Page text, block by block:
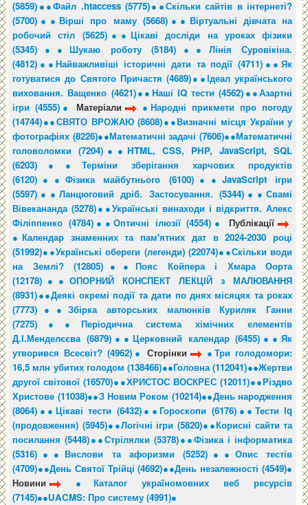
(5859)● ●Файл .htaccess (5775)● ●Скільки сайтів в інтернеті?
(5700)● ●Вірші про маму (5668)● ●Віртуальні дівчата на
робочий стіл (5625)● ●Цікаві досліди на уроках фізики
(5345)● ●Шукаю роботу (5184)● ●Лінія Суровікіна.
(4812)● ●Найважливіші історичні дати та події (4711)● ●Як
готуватися до Святого Причастя (4689)● ●Ідеал українського
виховання. Ващенко (4621)● ●Наші IQ тести (4562)● ●Азартні
ігри (4555)●
Матеріали
●Народні прикмети про погоду
(14744)●●СВЯТО ВРОЖАЮ (8608)● ●Визначні місця України у
фотографіях (8226)●●Математичні задачі (7606)●●Математичні
головоломки (7204)● ●HTML, CSS, PHP, JavaScript, SQL
(6203)● ●Терміни зберігання харчових продуктів
(6120)● ●Фізика майбутнього (6100)● ●JavaScript ігри
(5597)● ●Ланцюговий дріб. Застосування. (5344)● ●Свамі
Вівекананда (5278)● ●Українські винаходи і відкриття. Алекс
Філіппенко (4784)● ●Оптичні ілюзії (4554)●
Публікації
●Календар знаменних та пам'ятних дат в 2024-2030 році
(51992)● ●Українські обереги (легенди) (22074)● ●Скільки води
на Землі? (12805)● ●Пояс Койпера і Хмара Оорта
(12178)● ●ОПОРНИЙ КОНСПЕКТ ЛЕКЦІЙ з МАЛЮВАННЯ
(8931)●●Деякі окремі події та дати по днях місяцях та роках
(7773)● ●Збірка авторських малюнків Куриляк Ганни
(7275)● ●Періодична система хімічних елементів
Д.І.Менделєєва (6879)● ●Церковний календар (6455)● ●Як
утворився Всесвіт? (4962)● Сторінки
●Три голодомори:
16,5 млн убитих голодом (138466)●●Головна (112041)●●Жертви
другої світової (16570)● ●ХРИСТОС ВОСКРЕС (12011)●●Різдво
Христове (11038)●●З Новим Роком (10214)●●День народження
(8064)● ●Цікаві тести (6432)● ●Гороскопи (6176)● ●Тести iq
(продовження) (5945)● ●Логічні ігри (5820)● ●Корисні сайти та
посилання (5448)● ●Стрілялки (5378)● ●Фізика і інформатика
(5316)● ●Вислови та афоризми (5252)● ●Опис тестів
(4709)●●День Святої Трійці (4692)●●День незалежності (4549)●
Новини
●Каталог україномовних веб ресурсів
(7145)●●UACMS: Про систему (4991)●